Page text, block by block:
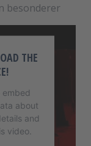
besonderer
THE
about
and
video.